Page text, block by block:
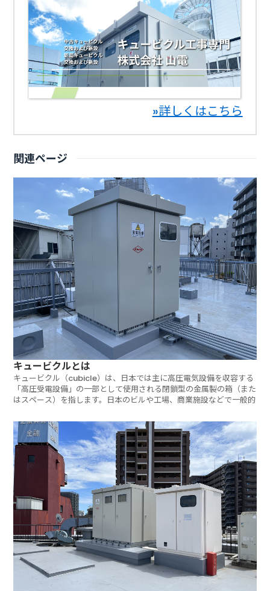
»詳しくはこちら
関連ページ
キュービクルとは
キュービクル（cubicle）は、日本では主に高圧電気設備を収容する
「高圧受電設備」の一部として使用される閉鎖型の金属製の箱（また
はスペース）を指します。日本のビルや工場、商業施設などで一般的